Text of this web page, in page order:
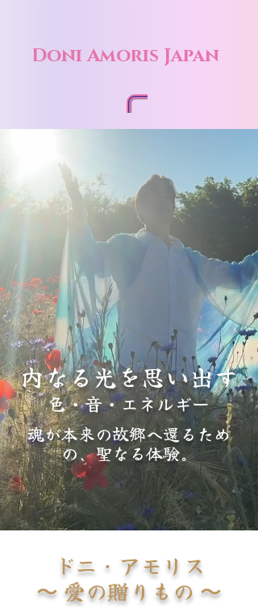
Doni Amoris Japan
内なる光を思い出す
色 • 音 • エネルギー
魂が本来の故郷へ還るため
の、聖なる体験。
ドニ・アモリス
〜 愛の贈りもの 〜